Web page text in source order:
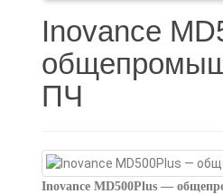
Inovance
ПЧ
Inovance MD500Plus —